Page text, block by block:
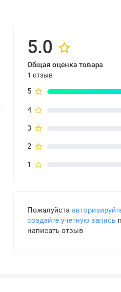
5.0
Общая оценка товара
1 отзыв
5
4
3
2
1
Пожалуйста
создайте учетную запись
написать отзыв